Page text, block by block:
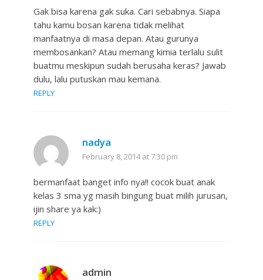
Gak bisa karena gak suka. Cari sebabnya. Siapa
tahu kamu bosan karena tidak melihat
manfaatnya di masa depan. Atau gurunya
membosankan? Atau memang kimia terlalu sulit
buatmu meskipun sudah berusaha keras? Jawab
dulu, lalu putuskan mau kemana.
REPLY
nadya
February 8, 2014 at 7:30 pm
bermanfaat banget info nya!! cocok buat anak
kelas 3 sma yg masih bingung buat milih jurusan,
ijin share ya kak:)
REPLY
admin